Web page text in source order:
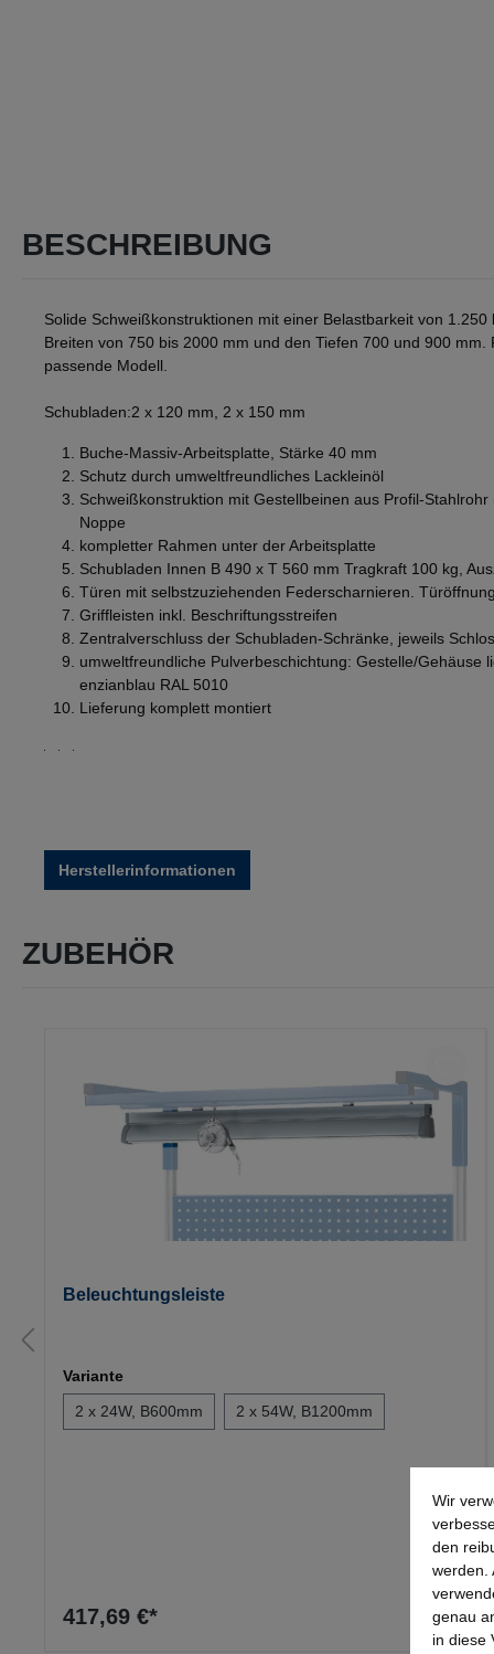
BESCHREIBUNG
Solide Schweißkonstruktionen mit einer Belastbarkeit von
Breiten von 750 bis 2000 mm und den Tiefen 700 und 900 mm.
passende Modell.
Schubladen:2 x 120 mm, 2 x 150 mm
Buche-Massiv-Arbeitsplatte, Stärke 40 mm
Schutz durch umweltfreundliches Lackleinöl
Schweißkonstruktion mit Gestellbeinen aus Profil-
Noppe
kompletter Rahmen unter der Arbeitsplatte
Schubladen Innen B 490 x T 560 mm Tragkraft 100 kg,
Türen mit selbstzuziehenden Federscharnieren.
Griffleisten inkl. Beschriftungsstreifen
Zentralverschluss der Schubladen-Schränke, jeweils
umweltfreundliche Pulverbeschichtung: Gestelle/Gehäuse
enzianblau RAL 5010
Lieferung komplett montiert
Herstellerinformationen
ZUBEHÖR
Beleuchtungsleiste
Variante
2 x 24W, B600mm
2 x 54W, B1200mm
417,69 €*
Wir
den
werden.
genau
in diese